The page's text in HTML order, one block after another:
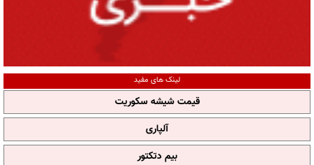
لینک های مفید
قیمت شیشه سکوریت
آلپاری
بیم دتکتور